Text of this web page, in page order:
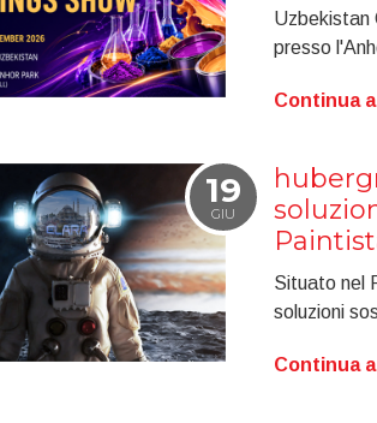
Uzbekistan
presso
Continua
19
GIU
Situato nel
soluzioni
Continua